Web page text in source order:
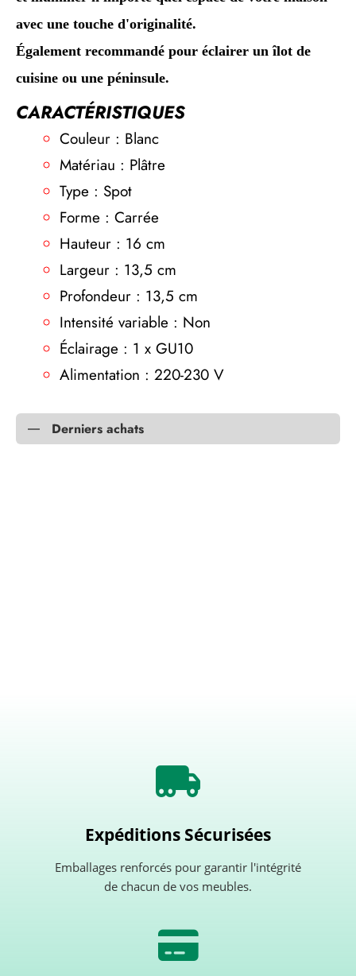
avec une touche d'originalité.
Également recommandé pour éclairer un îlot de
cuisine ou une péninsule.
CARACTÉRISTIQUES
Couleur : Blanc
Matériau : Plâtre
Type : Spot
Forme : Carrée
Hauteur : 16 cm
Largeur : 13,5 cm
Profondeur : 13,5 cm
Intensité variable : Non
Éclairage : 1 x GU10
Alimentation : 220-230 V
Derniers achats
Expéditions Sécurisées
Emballages renforcés pour garantir l'intégrité
de chacun de vos meubles.